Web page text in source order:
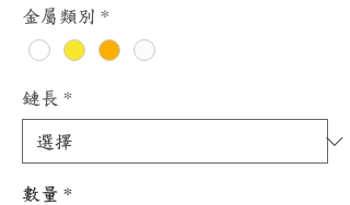
金屬類別 *
鏈長 *
數量 *